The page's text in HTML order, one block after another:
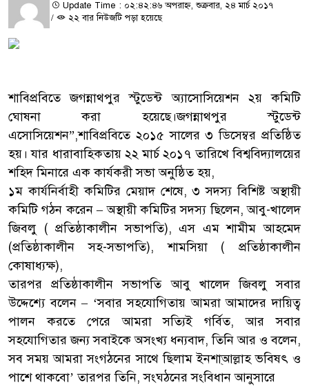
Update Time : ০২:৪২:৪৬ অপরাহ্ন, শুক্রবার, ২৪ মার্চ ২০১৭
/
২২ বার নিউজটি পড়া হয়েছে
শাবিপ্রবিতে জগন্নাথপুর স্টুডেন্ট অ্যাসোসিয়েশন ২য় কমিটি
ঘোষনা করা হয়েছে।জগন্নাথপুর স্টুডেন্ট
এসোসিয়েশন”,শাবিপ্রবিতে ২০১৫ সালের ৩ ডিসেম্বর প্রতিষ্ঠিত
হয়। যার ধারাবাহিকতায় ২২ মার্চ ২০১৭ তারিখে বিশ্ববিদ্যালয়ের
শহিদ মিনারে এক কার্যকরী সভা অনুষ্ঠিত হয়,
১ম কার্যনির্বাহী কমিটির মেয়াদ শেষে, ৩ সদস্য বিশিষ্ট অস্থায়ী
কমিটি গঠন করেন – অস্থায়ী কমিটির সদস্য ছিলেন, আবু-খালেদ
জিবলু ( প্রতিষ্ঠাকালীন সভাপতি), এস এম শামীম আহমেদ
(প্রতিষ্ঠাকালীন সহ-সভাপতি), শামসিয়া ( প্রতিষ্ঠাকালীন
কোষাধ্যক্ষ),
তারপর প্রতিষ্ঠাকালীন সভাপতি আবু খালেদ জিবলু সবার
উদ্দেশ্যে বলেন – ‘সবার সহযোগিতায় আমরা আমাদের দায়িত্ব
পালন করতে পেরে আমরা সত্যিই গর্বিত, আর সবার
সহযোগিতার জন্য সবাইকে অসংখ্য ধন্যবাদ, তিনি আর ও বলেন,
সব সময় আমরা সংগঠনের সাথে ছিলাম ইনশা্আল্লাহ ভবিষৎ ও
পাশে থাকবো’ তারপর তিনি, সংঘঠনের সংবিধান আনুসারে